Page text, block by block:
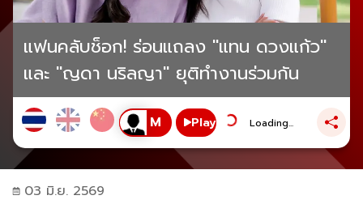
แฟนคลับช็อก! ร่อนแถลง "แทน ดวงแก้ว"
และ "ญดา นริลญา" ยุติทำงานร่วมกัน
Play Loading...
03 มิ.ย. 2569